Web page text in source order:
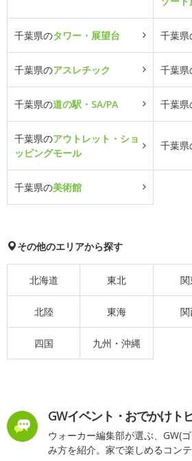
千葉県のタワー・展望台 千葉県
千葉県のアスレチック 千葉県
千葉県の道の駅・SA/PA 千葉県
千葉県のアウトレット・ショ
ッピングモール
千葉県
千葉県の美術館
その他のエリアから探す
北海道 東北 関
北陸 東海
四国 九州・沖縄
GWイベント・おでかけト
ウォーカー編集部が選ぶ、GW(
み方を紹介。家で楽しめるコン